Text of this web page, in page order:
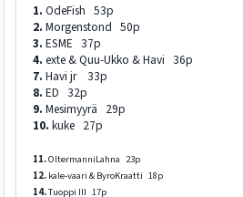
1. OdeFish 53p
2. Morgenstond 50p
3. ESME 37p
4. exte & Quu-Ukko & Havi 36p
7. Havi jr 33p
8. ED 32p
9. Mesimyyrä 29p
10. kuke 27p
11.OltermanniLahna 23p
12. kale-vaari & ByroKraatti 18p
14.Tuoppi III 17p